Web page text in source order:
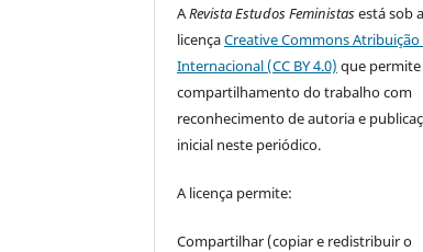
ARevista Estudos Feministasestá sob a
licençaCreative Commons Atribuição
Internacional (CC BY 4.0) que
compartilhamento do trabalho com
reconhecimento de autoria e
inicial neste periódico.
A licença permite:
Compartilhar (copiar e redistribuir o